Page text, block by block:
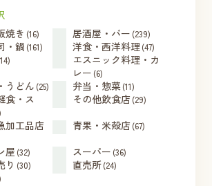
焼き (16) 居酒屋・バー (239)
・鍋 (161) 洋食・西洋料理 (47)
エスニック料理・カ
レー (6)
うどん (25) 弁当・惣菜(11)
食・ス
その他飲食店(29)
加工品店 青果・米殻店(67)
屋 (32) スーパー (36)
り (30) 直売所(24)